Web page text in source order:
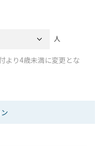
人
り4歳未満に変更とな